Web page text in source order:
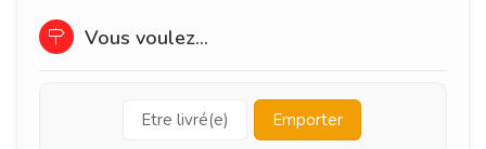
Vous voulez...
Etre livré(e) Emporter